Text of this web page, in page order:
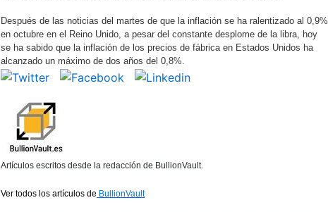
Después de las noticias del martes de que la inflación se ha ralentizado al 0,9%
en octubre en el Reino Unido, a pesar del constante desplome de la libra, hoy
se ha sabido que la inflación de los precios de fábrica en Estados Unidos ha
alcanzado un máximo de dos años del 0,8%.
Artículos escritos desde la redacción de BullionVault.
Ver todos los artículos de BullionVault